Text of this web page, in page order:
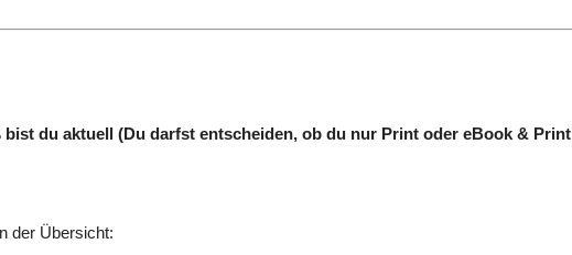
bist du aktuell (Du darfst entscheiden, ob du nur Print oder eBook & Print
der Übersicht: